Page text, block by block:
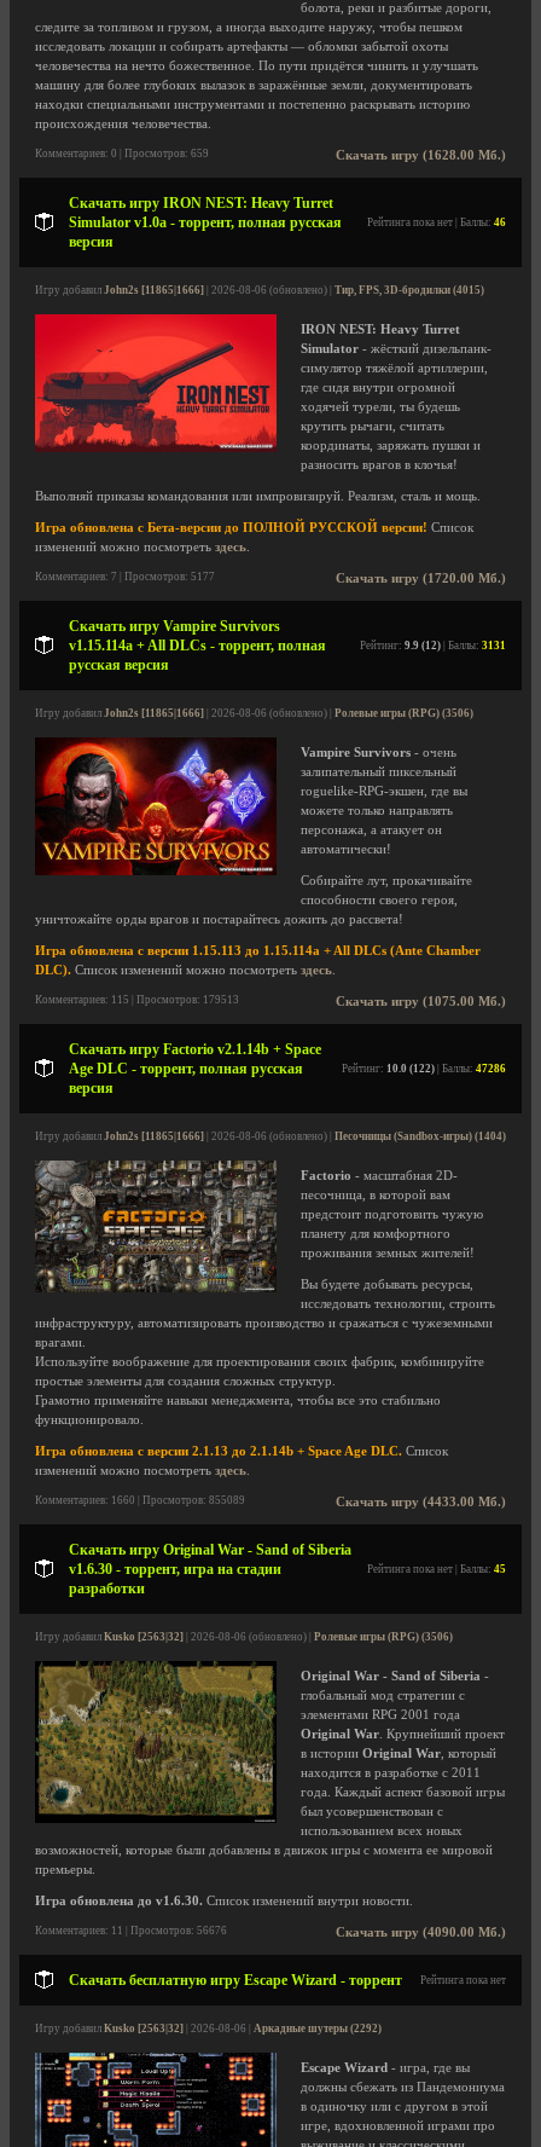
болота, реки и разбитые дороги,
следите за топливом и грузом, а иногда выходите наружу, чтобы пешком
исследовать локации и собирать артефакты — обломки забытой охоты
человечества на нечто божественное. По пути придётся чинить и улучшать
машину для более глубоких вылазок в заражённые земли, документировать
находки специальными инструментами и постепенно раскрывать историю
происхождения человечества.
Скачать игру (1628.00 Мб.)
Комментариев: 0 | Просмотров: 659
Скачать игру IRON NEST: Heavy Turret
Simulator v1.0a - торрент, полная русская
версия
Рейтинга пока нет | Баллы: 46
Игру добавил John2s [11865|1666] | 2026-08-06 (обновлено) | Тир, FPS, 3D-бродилки (4015)
IRON NEST: Heavy Turret
Simulator - жёсткий дизельпанк-
симулятор тяжёлой артиллерии,
где сидя внутри огромной
ходячей турели, ты будешь
крутить рычаги, считать
координаты, заряжать пушки и
разносить врагов в клочья!
Выполняй приказы командования или импровизируй. Реализм, сталь и мощь.
Игра обновлена с Бета-версии до ПОЛНОЙ РУССКОЙ версии! Список
изменений можно посмотреть здесь
Скачать игру (1720.00 Мб.)
Комментариев: 7 | Просмотров: 5177
Скачать игру Vampire Survivors
v1.15.114a + All DLCs - торрент, полная
русская версия
Рейтинг: 9.9 (12) | Баллы: 3131
Игру добавил John2s [11865|1666] | 2026-08-06 (обновлено) | Ролевые игры (RPG) (3506)
Vampire Survivors - очень
залипательный пиксельный
roguelike-RPG-экшен, где вы
можете только направлять
персонажа, а атакует он
автоматически!
Собирайте лут, прокачивайте
способности своего героя,
уничтожайте орды врагов и постарайтесь дожить до рассвета!
Игра обновлена с версии 1.15.113 до 1.15.114a + All DLCs (Ante Chamber
DLC). Список изменений можно посмотреть здесь
Скачать игру (1075.00 Мб.)
Комментариев: 115 | Просмотров: 179513
Скачать игру Factorio v2.1.14b + Space
Age DLC - торрент, полная русская
версия
Рейтинг: 10.0 (122) | Баллы: 47286
Игру добавил John2s [11865|1666] | 2026-08-06 (обновлено) | Песочницы (Sandbox-игры) (1404)
Factorio - масштабная 2D-
песочница, в которой вам
предстоит подготовить чужую
планету для комфортного
проживания земных жителей!
Вы будете добывать ресурсы,
исследовать технологии, строить
инфраструктуру, автоматизировать производство и сражаться с чужеземными
врагами.
Используйте воображение для проектирования своих фабрик, комбинируйте
простые элементы для создания сложных структур.
Грамотно применяйте навыки менеджмента, чтобы все это стабильно
функционировало.
Игра обновлена с версии 2.1.13 до 2.1.14b + Space Age DLC. Список
изменений можно посмотреть здесь
Скачать игру (4433.00 Мб.)
Комментариев: 1660 | Просмотров: 855089
Скачать игру Original War - Sand of Siberia
v1.6.30 - торрент, игра на стадии
разработки
Рейтинга пока нет | Баллы: 45
Игру добавил Kusko [2563|32] | 2026-08-06 (обновлено) | Ролевые игры (RPG) (3506)
Original War - Sand of Siberia -
глобальный мод стратегии с
элементами RPG 2001 года
Original War . Крупнейший проект
в истории Original War , который
находится в разработке с 2011
года. Каждый аспект базовой игры
был усовершенствован с
использованием всех новых
возможностей, которые были добавлены в движок игры с момента ее мировой
премьеры.
Игра обновлена до v1.6.30. Список изменений внутри новости.
Скачать игру (4090.00 Мб.)
Комментариев: 11 | Просмотров: 56676
Скачать бесплатную игру Escape Wizard - торрент Рейтинга пока нет
Игру добавил Kusko [2563|32] | 2026-08-06 | Аркадные шутеры (2292)
Escape Wizard - игра, где вы
должны сбежать из Пандемониума
в одиночку или с другом в этой
игре, вдохновленной играми про